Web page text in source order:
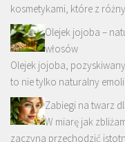
kosmetykami, które z
Olejek jojoba –
włosów
Olejek jojoba,
to nie tylko naturalny
Zabiegi na twarz
W miarę jak
zaczyna przechodzić